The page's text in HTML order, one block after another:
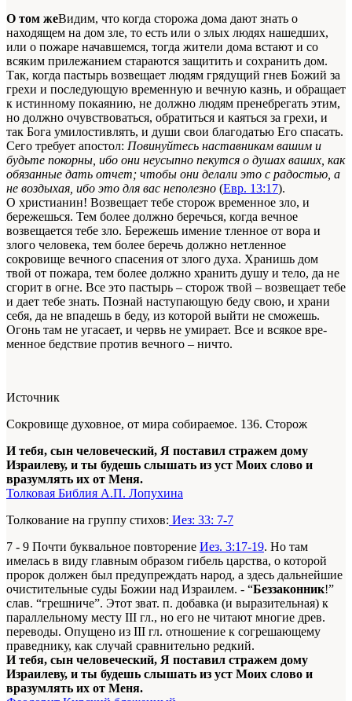
О том жеВидим, что когда сторожа дома дают знать о
находящем на дом зле, то есть или о злых лю­дях нашедших,
или о пожаре начавшемся, тог­да жители дома встают и со
всяким прилежа­нием стараются защитить и сохранить дом.
Так, когда пастырь возвещает людям грядущий гнев Божий за
грехи и последующую времен­ную и вечную казнь, и обращает
к истинному покаянию, не должно людям пренебрегать этим,
но должно очувствоваться, обратиться и каяться за грехи, и
так Бога умилостивлять, и души свои благодатью Его спасать.
Сего тре­бует апостол: Повинуйтесь наставникам вашим и
будьте покорны, ибо они неусыпно пекутся о душах ваших, как
обязанные дать отчет; что­бы они делали это с радостью, а
не воздыхая, ибо это для вас неполезно (Евр. 13:17).
О христианин! Возвещает тебе сторож вре­менное зло, и
бережешься. Тем более должно беречься, когда вечное
возвещается тебе зло. Бережешь имение тленное от вора и
злого че­ловека, тем более беречь должно нетленное
сокровище вечного спасения от злого духа. Хранишь дом
твой от пожара, тем более дол­жно хранить душу и тело, да не
сгорит в огне. Все это пастырь – сторож твой – возвещает тебе
и дает тебе знать. Познай наступающую беду свою, и храни
себя, да не впадешь в беду, из которой выйти не сможешь.
Огонь там не угасает, и червь не умирает. Все и всякое вре­
менное бедствие против вечного – ничто.
Источник
Сокровище духовное, от мира собираемое. 136. Сторож
И тебя, сын человеческий, Я поставил стражем дому
Израилеву, и ты будешь слышать из уст Моих слово и
вразумлять их от Меня.
Толковая Библия А.П. Лопухина
Толкование на группу стихов: Иез: 33: 7-7
7 - 9 Почти буквальное повторение Иез. 3:17-19. Но там
имелась в виду главным образом гибель царства, о которой
пророк должен был предупреждать народ, а здесь дальнейшие
очистительные суды Божии над Израилем. - “Беззаконник!”
слав. “грешниче”. Этот зват. п. добавка (и выразительная) к
параллельному месту III гл., но его не читают многие древ.
переводы. Опущено из III гл. отношение к согрешающему
праведнику, как случай сравнительно редкий.
И тебя, сын человеческий, Я поставил стражем дому
Израилеву, и ты будешь слышать из уст Моих слово и
вразумлять их от Меня.